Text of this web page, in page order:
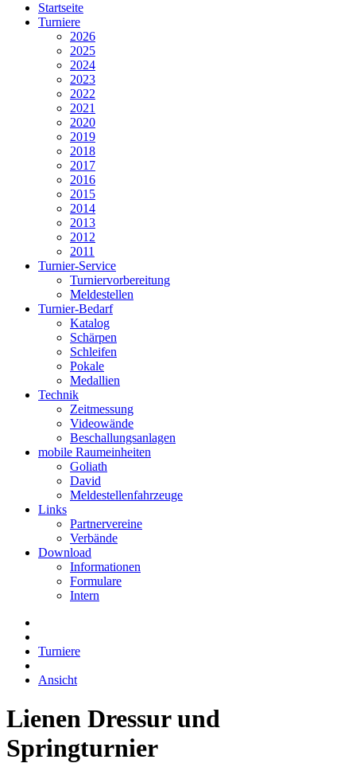
Startseite
Turniere
2026
2025
2024
2023
2022
2021
2020
2019
2018
2017
2016
2015
2014
2013
2012
2011
Turnier-Service
Turniervorbereitung
Meldestellen
Turnier-Bedarf
Katalog
Schärpen
Schleifen
Pokale
Medallien
Technik
Zeitmessung
Videowände
Beschallungsanlagen
mobile Raumeinheiten
Goliath
David
Meldestellenfahrzeuge
Links
Partnervereine
Verbände
Download
Informationen
Formulare
Intern
Turniere
Ansicht
Lienen Dressur und
Springturnier